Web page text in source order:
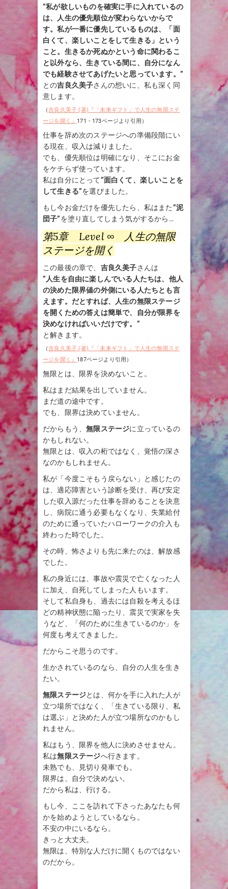
”私が欲しいものを確実に手に入れているの
は、人生の優先順位が変わらないからで
す。私が一番に優先しているものは、「面
白くて、楽しいことをして生きる」という
こと。生きるか死ぬかという命に関わるこ
と以外なら、生きている間に、自分になん
でも経験させてあげたいと思っています。”
との吉良久美子さんの想いに、私も深く同
意します。
（吉良久美子 (著)『「未来ギフト」で人生の無限ステ
ージを開く』 171・173ページより引用）
仕事を辞め次のステージへの準備段階にい
る現在、収入は減りました。
でも、優先順位は明確になり、そこにお金
をケチらず使っています。
私は自分にとって”面白くて、楽しいことを
して生きる”を選びました。
もし今お金だけを優先したら、私はまた”泥
団子”を塗り直してしまう気がするから…
第5章 Level ∞ 人生の無限
ステージを開く
この最後の章で、 吉良久美子さんは
”人生を自由に楽しんでいる人たちは、他人
の決めた限界値の外側にいる人たちとも言
えます。だとすれば、人生の無限ステージ
を開くための答えは簡単で、自分が限界を
決めなければいいだけです。”
と解きます。
（吉良久美子 (著)『「未来ギフト」で人生の無限ステ
ージを開く』 187ページより引用）
無限とは、限界を決めないこと。
私はまだ結果を出していません。
まだ道の途中です。
でも、限界は決めていません。
だからもう、無限ステージに立っているの
かもしれない。
無限とは、収入の桁ではなく、覚悟の深さ
なのかもしれません。
私が「今度こそもう戻らない」と感じたの
は、適応障害という診断を受け、再び安定
した収入源だった仕事を辞めることを決意
し、病院に通う必要もなくなり、失業給付
のために通っていたハローワークの介入も
終わった時でした。
その時、怖さよりも先に来たのは、解放感
でした。
私の身近には、事故や震災で亡くなった人
に加え、自死してしまった人もいます。
そして私自身も、過去には自殺を考えるほ
どの精神状態に陥ったり、震災で実家を失
うなど、「何のために生きているのか」を
何度も考えてきました。
だからこそ思うのです。
生かされているのなら、自分の人生を生き
たい。
無限ステージとは、何かを手に入れた人が
立つ場所ではなく、「生きている限り、私
は選ぶ」と決めた人が立つ場所なのかもし
れません。
私はもう、限界を他人に決めさせません。
私は無限ステージへ行きます。
未熟でも、見切り発車でも。
限界は、自分で決めない。
だから私は、行ける。
もし今、ここを訪れて下さったあなたも何
かを始めようとしているなら。
不安の中にいるなら。
きっと大丈夫。
無限は、特別な人だけに開くものではない
のだから。